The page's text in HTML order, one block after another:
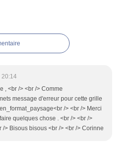
20:14
, <br /> <br /> Comme
message d'erreur pour cette grille
/> <br /> Merci
quelques chose . <br /> <br />
/> Bisous bisous <br /> <br /> Corinne